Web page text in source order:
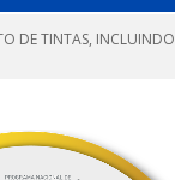
DE TINTAS, INCLUINDO